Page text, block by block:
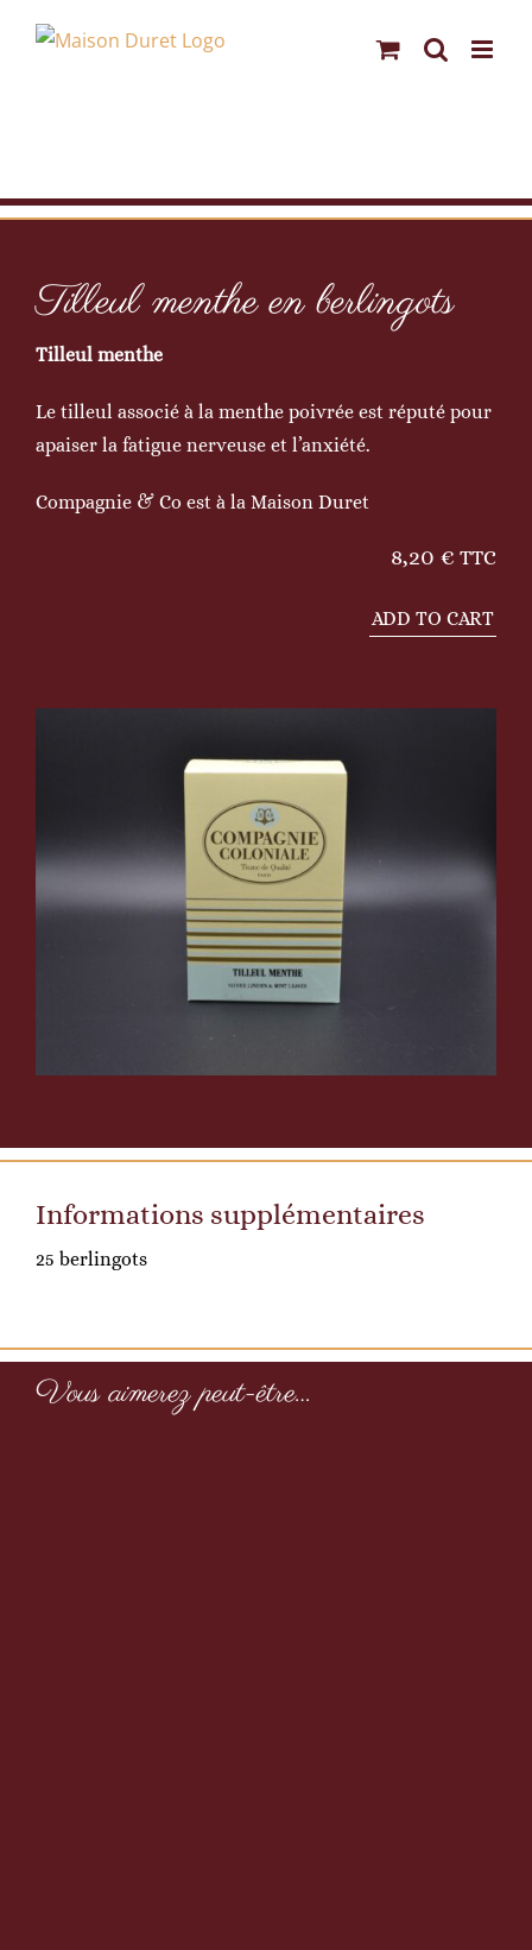
Tilleul menthe en berlingots
Tilleul menthe
Le tilleul associé à la menthe poivrée est réputé pour
apaiser la fatigue nerveuse et l’anxiété.
Compagnie & Co est à la Maison Duret
8,20 € TTC
quantity
ADD TO CART
Informations supplémentaires
25 berlingots
Vous aimerez peut-être…Mélange